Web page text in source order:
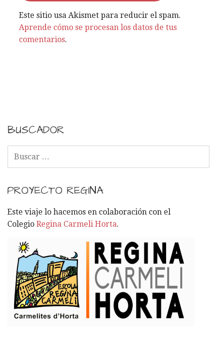
Este sitio usa Akismet para reducir el spam.
Aprende cómo se procesan los datos de tus
comentarios.
BUSCADOR
C
A
R
:
PROYECTO REGINA
Este viaje lo hacemos en colaboración con el
Colegio Regina Carmeli Horta.